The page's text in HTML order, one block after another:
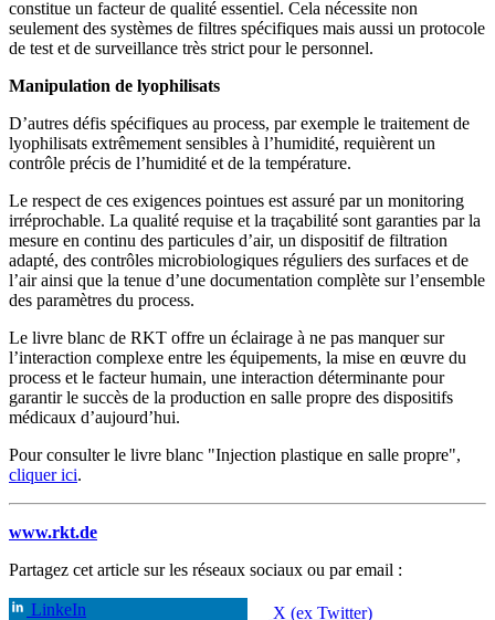
constitue un facteur de qualité essentiel. Cela nécessite non
seulement des systèmes de filtres spécifiques mais aussi un protocole
de test et de surveillance très strict pour le personnel.
Manipulation de lyophilisats
D’autres défis spécifiques au process, par exemple le traitement de
lyophilisats extrêmement sensibles à l’humidité, requièrent un
contrôle précis de l’humidité et de la température.
Le respect de ces exigences pointues est assuré par un monitoring
irréprochable. La qualité requise et la traçabilité sont garanties par la
mesure en continu des particules d’air, un dispositif de filtration
adapté, des contrôles microbiologiques réguliers des surfaces et de
l’air ainsi que la tenue d’une documentation complète sur l’ensemble
des paramètres du process.
Le livre blanc de RKT offre un éclairage à ne pas manquer sur
l’interaction complexe entre les équipements, la mise en œuvre du
process et le facteur humain, une interaction déterminante pour
garantir le succès de la production en salle propre des dispositifs
médicaux d’aujourd’hui.
Pour consulter le livre blanc "Injection plastique en salle propre",
cliquer ici.
www.rkt.de
Partagez cet article sur les réseaux sociaux ou par email :
LinkeIn
X (ex Twitter)